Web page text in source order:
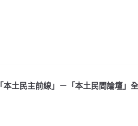
「本土民主前線」－「本土民間論壇」